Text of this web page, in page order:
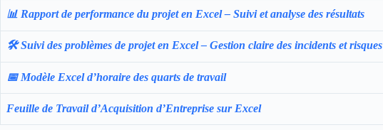
📊 Rapport de performance du projet en Excel – Suivi et analyse des résultats
🛠️ Suivi des problèmes de projet en Excel – Gestion claire des incidents et risques
📅 Modèle Excel d’horaire des quarts de travail
Feuille de Travail d’Acquisition d’Entreprise sur Excel